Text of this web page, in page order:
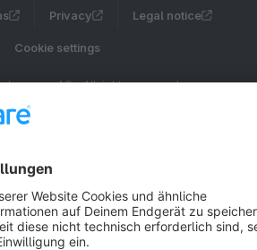
Privacy Legal notice
Cookie settings
AG - All rights reserved
net of the statutory value-added tax